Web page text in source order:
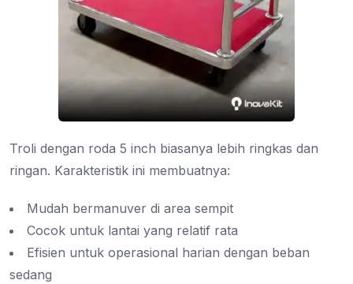
Troli dengan roda 5 inch biasanya lebih ringkas dan
ringan. Karakteristik ini membuatnya:
Mudah bermanuver di area sempit
Cocok untuk lantai yang relatif rata
Efisien untuk operasional harian dengan beban
sedang